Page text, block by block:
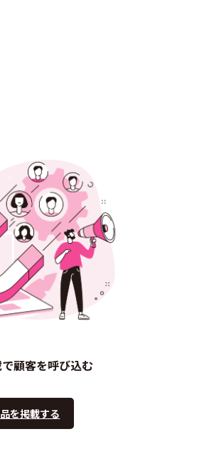
顧客を呼び込む
を掲載する